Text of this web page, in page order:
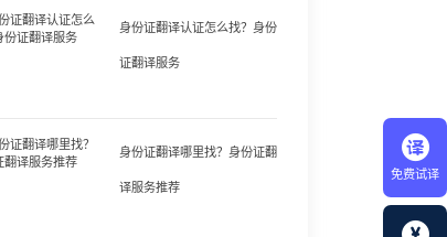
免费试译
身份证翻译认证怎么找？身份
证翻译服务
身份证翻译哪里找？身份证翻
译服务推荐